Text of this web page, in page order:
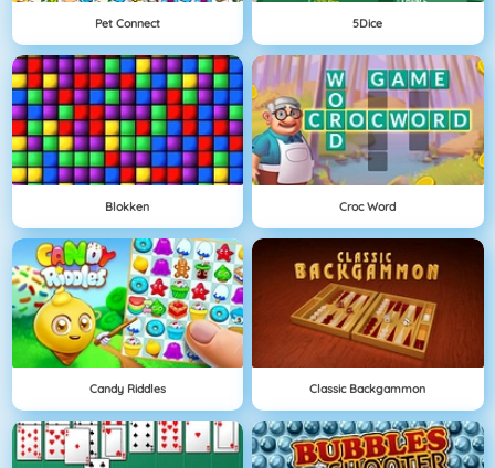
Pet Connect 5Dice
Blokken Croc Word
Candy Riddles Classic Backgammon